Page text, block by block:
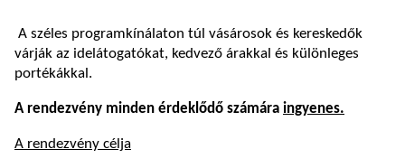
A széles programkínálaton túl vásárosok és kereskedők
várják az idelátogatókat, kedvező árakkal és különleges
portékákkal.
A rendezvény minden érdeklődő számára ingyenes.
A rendezvény célja